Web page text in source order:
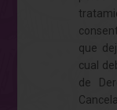
que
cual
de